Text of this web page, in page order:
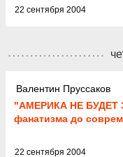
22 сентября 2004
Валентин Пруссаков
"АМЕРИКА НЕ БУДЕТ
фанатизма до
22 сентября 2004